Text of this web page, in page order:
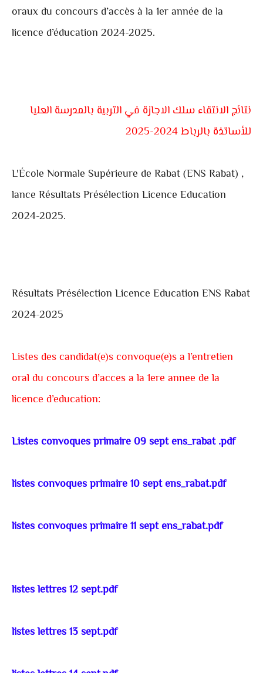
oraux du concours d’accès à la 1er année de la
licence d’éducation 2024-2025.
نتائج الانتقاء سلك الاجازة في التربية بالمدرسة العليا
للأساتذة بالرباط 2024-2025
L'École Normale Supérieure de Rabat (ENS Rabat) ,
lance Résultats Présélection Licence Education
2024-2025.
Résultats Présélection Licence Education ENS Rabat
2024-2025
Listes des candidat(e)s convoque(e)s a l’entretien
oral du concours d’acces a la 1ere annee de la
licence d’education:
Listes convoques primaire 09 sept ens_rabat .pdf
listes convoques primaire 10 sept ens_rabat.pdf
listes convoques primaire 11 sept ens_rabat.pdf
listes lettres 12 sept.pdf
listes lettres 13 sept.pdf